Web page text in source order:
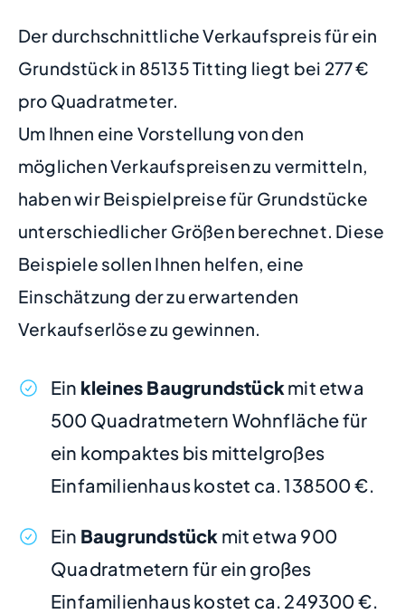
Der durchschnittliche Verkaufspreis für ein
Grundstück in 85135 Titting liegt bei 277 €
pro Quadratmeter.
Um Ihnen eine Vorstellung von den
möglichen Verkaufspreisen zu vermitteln,
haben wir Beispielpreise für Grundstücke
unterschiedlicher Größen berechnet. Diese
Beispiele sollen Ihnen helfen, eine
Einschätzung der zu erwartenden
Verkaufserlöse zu gewinnen.
Ein kleines Baugrundstückmit etwa
500 Quadratmetern Wohnfläche für
ein kompaktes bis mittelgroßes
Einfamilienhaus kostet ca. 138500 €.
Ein Baugrundstück mit etwa 900
Quadratmetern für ein großes
Einfamilienhaus kostet ca. 249300 €.